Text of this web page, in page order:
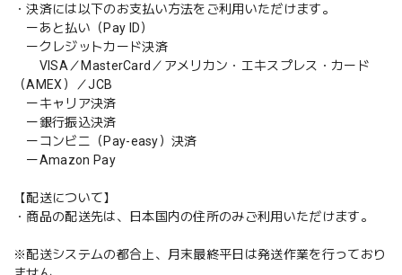
・決済には以下のお支払い方法をご利用いただけます。
ーあと払い（Pay ID）
ークレジットカード決済
VISA／MasterCard／アメリカン・エキスプレス・カード
（AMEX）／JCB
ーキャリア決済
ー銀行振込決済
ーコンビニ（Pay-easy）決済
ーAmazon Pay
【配送について】
・商品の配送先は、日本国内の住所のみご利用いただけます。
※配送システムの都合上、月末最終平日は発送作業を行っており